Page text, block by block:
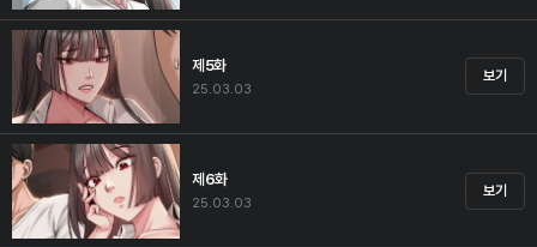
제5화
25.03.03
보기
제6화
25.03.03
보기